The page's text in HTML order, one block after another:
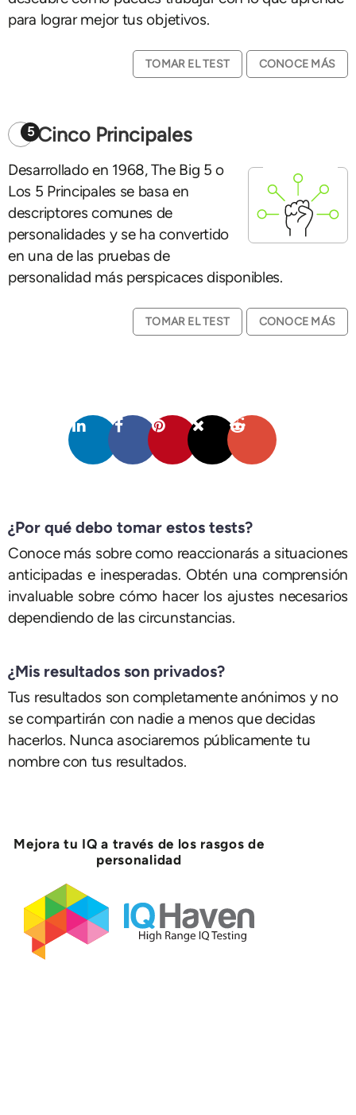
para lograr mejor tus objetivos.
TOMAR EL TEST CONOCE MÁS
5 Cinco Principales
Desarrollado en 1968, The Big 5 o
Los 5 Principales se basa en
descriptores comunes de
personalidades y se ha convertido
en una de las pruebas de
personalidad más perspicaces disponibles.
TOMAR EL TEST CONOCE MÁS
¿Por qué debo tomar estos tests?
Conoce más sobre como reaccionarás a situaciones
anticipadas e inesperadas. Obtén una comprensión
invaluable sobre cómo hacer los ajustes necesarios
dependiendo de las circunstancias.
¿Mis resultados son privados?
Tus resultados son completamente anónimos y no
se compartirán con nadie a menos que decidas
hacerlos. Nunca asociaremos públicamente tu
nombre con tus resultados.
Mejora tu IQ a través de los rasgos de
personalidad